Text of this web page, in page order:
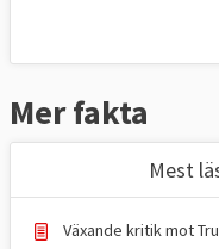
Mer fakta
Mest
Växande kritik mot